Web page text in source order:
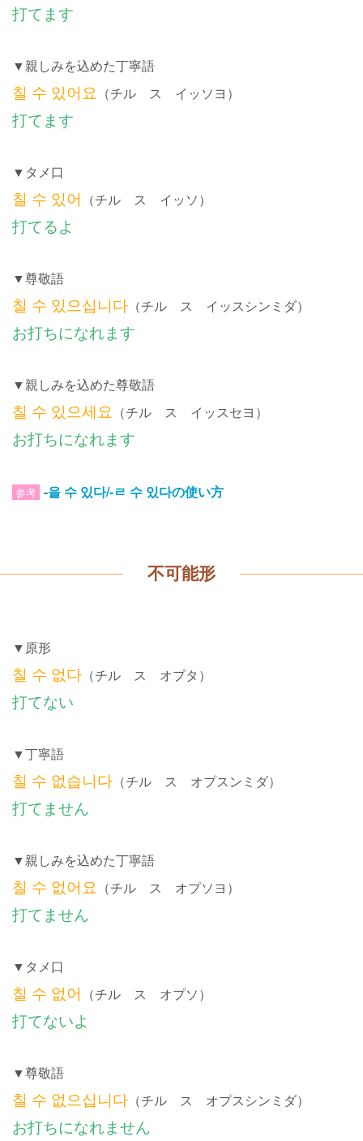
打てます
▼親しみを込めた丁寧語
칠 수 있어요 （チル ス イッソヨ）
打てます
▼タメ口
칠 수 있어 （チル ス イッソ）
打てるよ
▼尊敬語
칠 수 있으십니다 （チル ス イッスシンミダ）
お打ちになれます
▼親しみを込めた尊敬語
칠 수 있으세요 （チル ス イッスセヨ）
お打ちになれます
参考 -을 수 있다/-ㄹ 수 있다の使い方
不可能形
▼原形
칠 수 없다 （チル ス オプタ）
打てない
▼丁寧語
칠 수 없습니다 （チル ス オプスンミダ）
打てません
▼親しみを込めた丁寧語
칠 수 없어요 （チル ス オプソヨ）
打てません
▼タメ口
칠 수 없어 （チル ス オプソ）
打てないよ
▼尊敬語
칠 수 없으십니다 （チル ス オプスシンミダ）
お打ちになれません